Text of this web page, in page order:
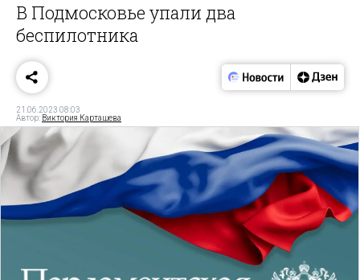
В Подмосковье упали два
беспилотника
21.06.2023 08:03
Автор: Виктория Карташева